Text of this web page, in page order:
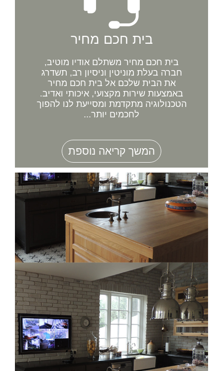
בית חכם מחיר
בית חכם מחיר משתלם אודיו מוטיב,
חברה בעלת מוניטין וניסיון רב, תשדרג
את הבית שלכם אל בית חכם מחיר
באמצעות שירות מקצועי, איכותי ואדיב.
הטכנולוגיה מתקדמת ומסייעת לנו להפוך
לחכמים יותר...
המשך קריאה נוספת